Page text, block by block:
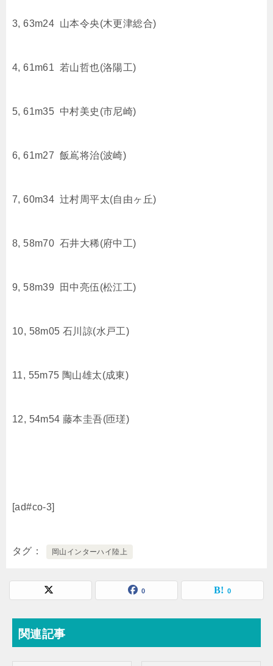
3, 63m24 山本令央(木更津総合)
4, 61m61 若山哲也(洛陽工)
5, 61m35 中村美史(市尼崎)
6, 61m27 飯嶌将治(波崎)
7, 60m34 辻村周平太(自由ヶ丘)
8, 58m70 石井大稀(府中工)
9, 58m39 田中亮伍(松江工)
10, 58m05 石川諒(水戸工)
11, 55m75 陶山雄太(成東)
12, 54m54 藤本圭吾(匝瑳)
[ad#co-3]
タグ 岡山インターハイ陸上
0 0
関連記事